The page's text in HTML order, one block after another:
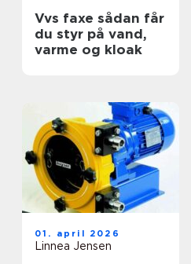
Vvs faxe sådan får
du styr på vand,
varme og kloak
01. april 2026
Linnea Jensen